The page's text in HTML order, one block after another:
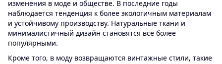
изменения в моде и обществе. В последние годы
наблюдается тенденция к более экологичным материалам
и устойчивому производству. Натуральные ткани и
минималистичный дизайн становятся все более
популярными.
Кроме того, в моду возвращаются винтажные стили, такие